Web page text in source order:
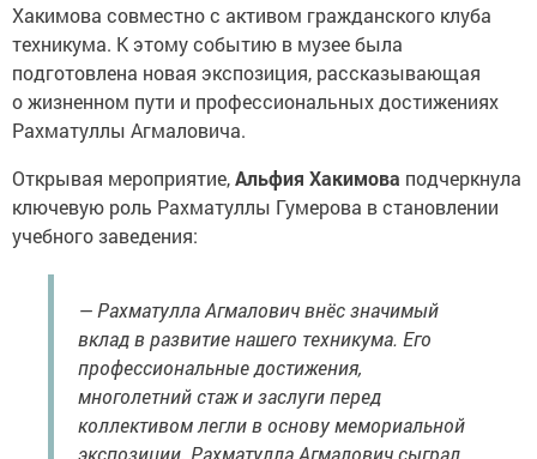
Хакимова совместно с активом гражданского клуба
техникума. К этому событию в музее была
подготовлена новая экспозиция, рассказывающая
о жизненном пути и профессиональных достижениях
Рахматуллы Агмаловича.
Открывая мероприятие,Альфия Хакимова подчеркнула
ключевую роль Рахматуллы Гумерова в становлении
учебного заведения:
— Рахматулла Агмалович внёс значимый
вклад в развитие нашего техникума. Его
профессиональные достижения,
многолетний стаж и заслуги перед
коллективом легли в основу мемориальной
экспозиции. Рахматулла Агмалович сыграл